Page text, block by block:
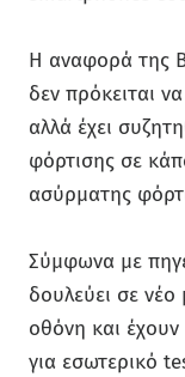
Η αναφορά της
δεν πρόκειται
αλλά έχει
φόρτισης σε
ασύρματης
Σύμφωνα με
δουλεύει σε
οθόνη και
για εσωτερικό